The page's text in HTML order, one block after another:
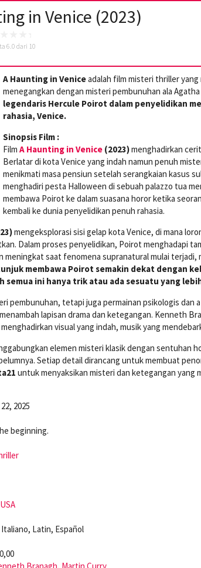
in Venice (2023)
6.0 dari 10
A Haunting in Veniceadalah film misteri thriller
menegangkan dengan misteri pembunuhan ala
legendaris Hercule Poirot dalam penyelidikan
rahasia, Venice.
Sinopsis Film :
Film A Haunting in Venice (2023)menghadirkan
Berlatar di kota Venice yang indah namun penuh
menikmati masa pensiun setelah serangkaian kasus
menghadiri pesta Halloween di sebuah palazzo tua
membawa Poirot ke dalam suasana horor ketika
kembali ke dunia penyelidikan penuh rahasia.
mengeksplorasi sisi gelap kota Venice, di mana
Dalam proses penyelidikan, Poirot menghadapi
meningkat saat fenomena supranatural mulai terjadi,
membawa Poirot semakin dekat dengan
semua ini hanya trik atau ada sesuatu yang
pembunuhan, tetapi juga permainan psikologis
lapisan drama dan ketegangan. Kenneth
visual yang indah, musik yang
elemen misteri klasik dengan sentuhan
Setiap detail dirancang untuk membuat
untuk menyaksikan misteri dan ketegangan yang
2025
beginning.
USA
Latin, Español